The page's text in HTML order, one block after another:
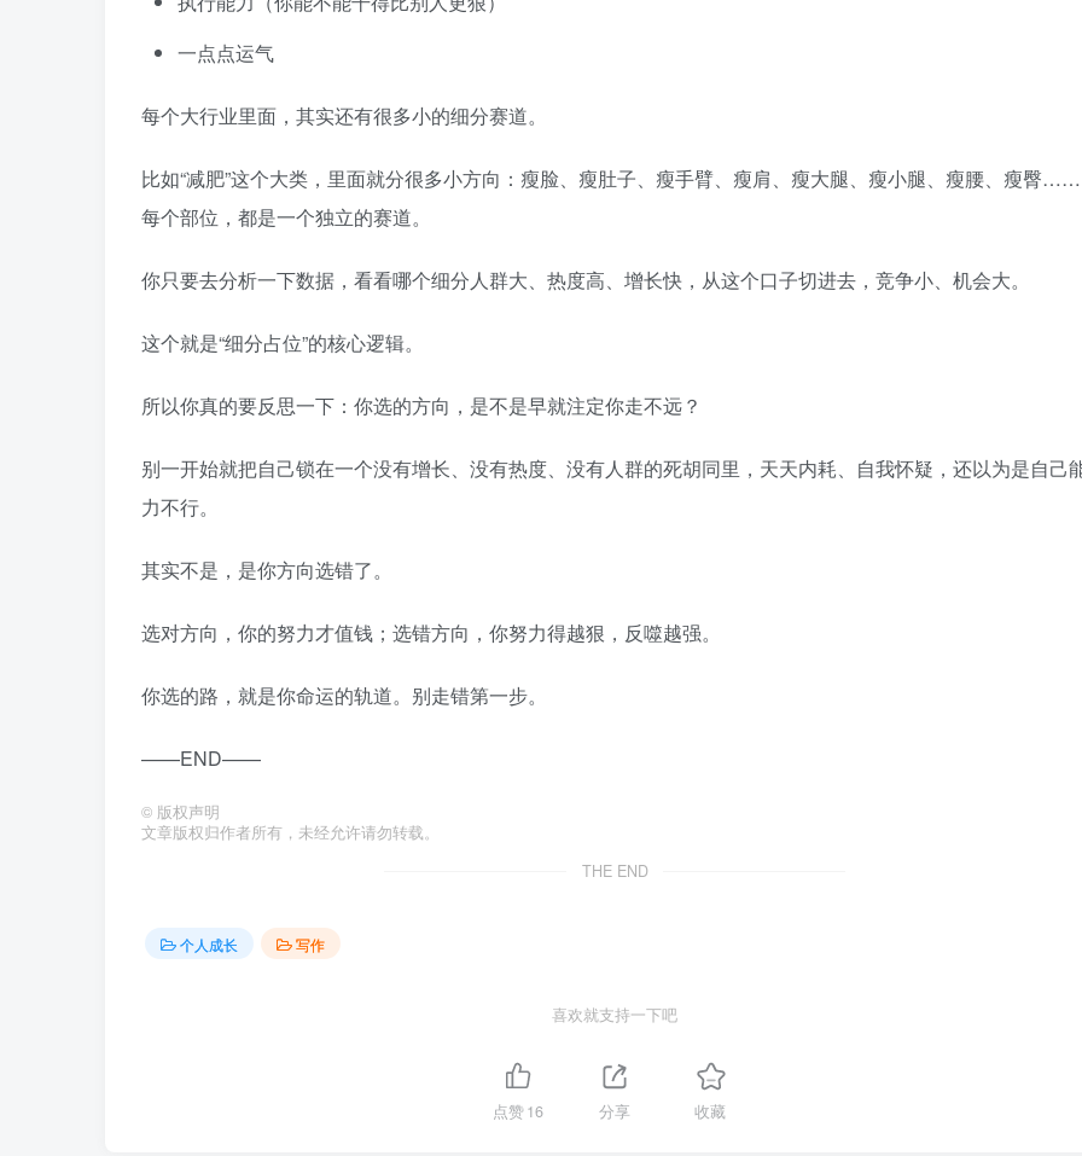
一点点运气
每个大行业里面，其实还有很多小的细分赛道。
比如“减肥”这个大类，里面就分很多小方向：瘦脸、瘦肚子、瘦手臂、瘦肩、瘦大腿、瘦小腿、瘦腰、瘦臀……
每个部位，都是一个独立的赛道。
你只要去分析一下数据，看看哪个细分人群大、热度高、增长快，从这个口子切进去，竞争小、机会大。
这个就是“细分占位”的核心逻辑。
所以你真的要反思一下：你选的方向，是不是早就注定你走不远？
别一开始就把自己锁在一个没有增长、没有热度、没有人群的死胡同里，天天内耗、自我怀疑，还以为是自己
力不行。
其实不是，是你方向选错了。
选对方向，你的努力才值钱；选错方向，你努力得越狠，反噬越强。
你选的路，就是你命运的轨道。别走错第一步。
——END——
© 版权声明
文章版权归作者所有，未经允许请勿转载。
THE END
个人成长 写作
喜欢就支持一下吧
点赞16 分享 收藏